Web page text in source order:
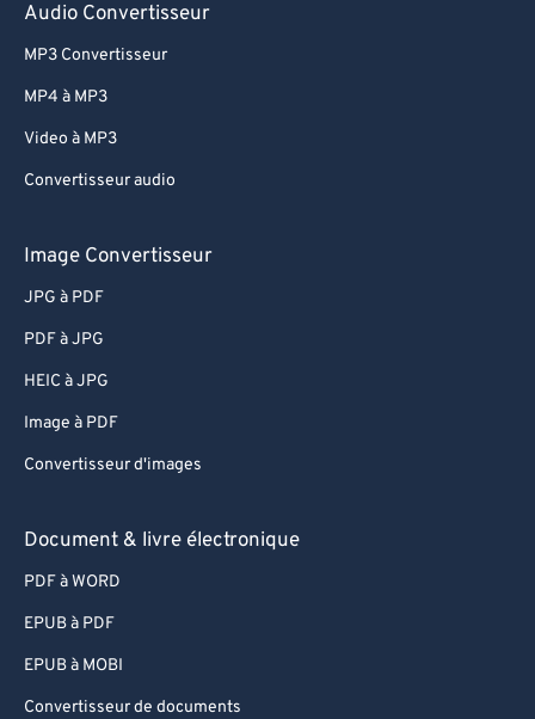
Audio Convertisseur
MP3 Convertisseur
MP4 à MP3
Video à MP3
Convertisseur audio
Image Convertisseur
JPG à PDF
PDF à JPG
HEIC à JPG
Image à PDF
Convertisseur d'images
Document & livre électronique
PDF à WORD
EPUB à PDF
EPUB à MOBI
Convertisseur de documents